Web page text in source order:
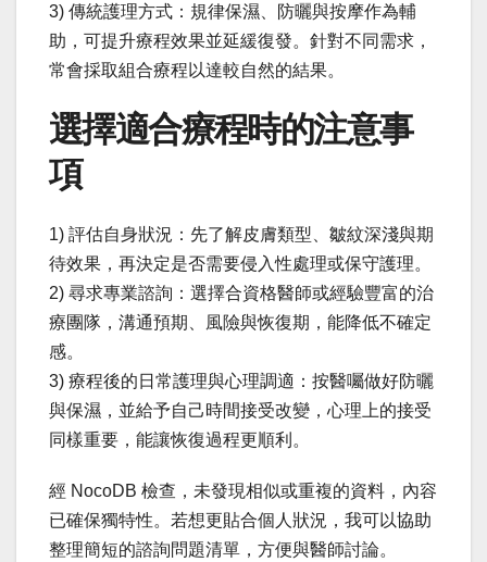
3) 傳統護理方式：規律保濕、防曬與按摩作為輔
助，可提升療程效果並延緩復發。針對不同需求，
常會採取組合療程以達較自然的結果。
選擇適合療程時的注意事
項
1) 評估自身狀況：先了解皮膚類型、皺紋深淺與期
待效果，再決定是否需要侵入性處理或保守護理。
2) 尋求專業諮詢：選擇合資格醫師或經驗豐富的治
療團隊，溝通預期、風險與恢復期，能降低不確定
感。
3) 療程後的日常護理與心理調適：按醫囑做好防曬
與保濕，並給予自己時間接受改變，心理上的接受
同樣重要，能讓恢復過程更順利。
經 NocoDB 檢查，未發現相似或重複的資料，內容
已確保獨特性。若想更貼合個人狀況，我可以協助
整理簡短的諮詢問題清單，方便與醫師討論。